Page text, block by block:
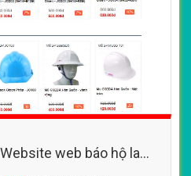
web báo hộ lao